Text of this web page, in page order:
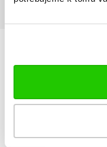
Pánská mikina
zapínání na zip
potisk s logem